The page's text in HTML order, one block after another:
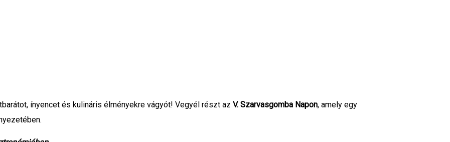
ínyencet és kulináris élményekre vágyót! Vegyél részt az V. Szarvasgomba Napon, amely egy